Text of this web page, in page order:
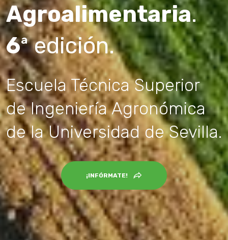
Agroalimentaria.
6ª edición.
Escuela Técnica Superior
de Ingeniería Agronómica
de la Universidad de Sevilla.
¡INFÓRMATE!